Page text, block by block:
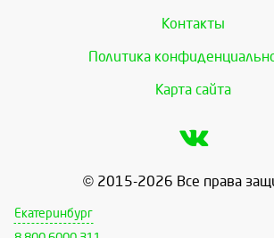
Контакты
Политика
Карта сайта
© 2015-2026 Все права
Екатеринбург